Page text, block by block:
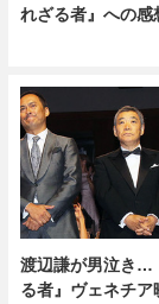
れざる者』への感
渡辺謙が男泣き…
る者』ヴェネチア